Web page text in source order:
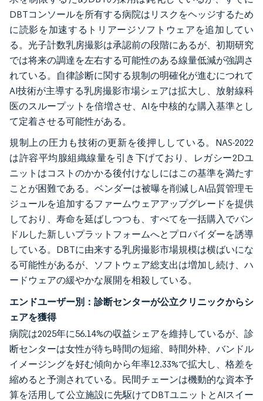
DBTコンソールを所有する病院はリスクをヘッジするため
に読影を加速するトリアージソフトウェアを追加してい
る。光子計数乳房撮影は承認前の段階にあるが、初期研究
では将来の調達を左右する可能性のある線量低減が強調さ
れている。自律診断に関する規制の明確化が進むにつれて
AI技術が主導する乳房撮影市場シェアは拡大し、放射線科
医のスループットを倍増させ、AIを中核的な購入基準とし
て定着させる可能性がある。
規制上の圧力も技術の更新を後押ししている。NAS-2022
は許容平均腺組織線量を引き下げており、レガシー2Dユ
ニットはコストのかかる後付けなしにはこの基準を満たす
ことが困難である。ベンダーは被曝を削減しAI品質管理モ
ジュールを追加するファームウェアアップグレードを提供
しており、寿命を延ばしつつも、すべてを一括購入でバン
ドルした新しいプラットフォームへとプロバイダーを誘導
している。DBTに由来する乳房撮影市場規模は横ばいにな
る可能性があるが、ソフトウェア総支出は増加し続け、ハ
ードウェアの緩やかな展開を相殺している。
エンドユーザー別：診断センターが公立クリニックからシ
ェアを獲得
病院は2025年に56.14%の収益シェアを維持しているが、診
断センターは女性が待ち時間の短縮、時間外枠、バンドル
イメージングを好む傾向から年率12.33%で拡大し、格差を
縮めると予測されている。民間チェーンは機動的な資本予
算を活用して公立施設に先駆けてDBTユニットとAIスイー